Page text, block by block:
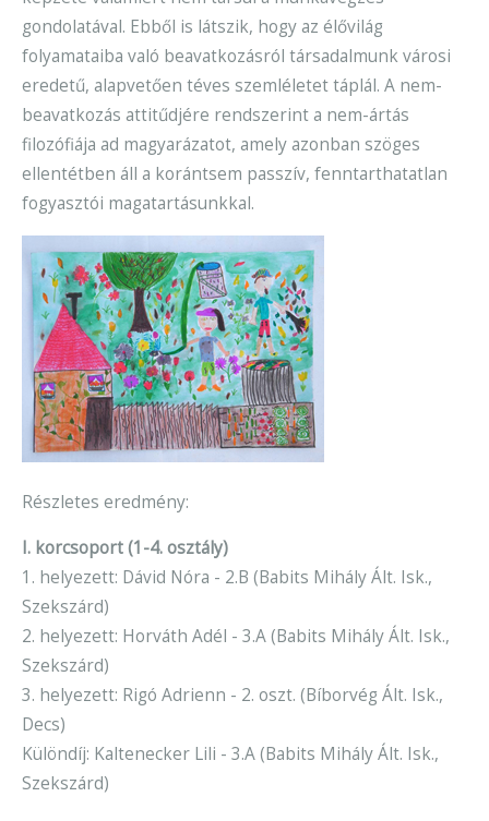
gondolatával. Ebből is látszik, hogy az élővilág
folyamataiba való beavatkozásról társadalmunk városi
eredetű, alapvetően téves szemléletet táplál. A nem-
beavatkozás attitűdjére rendszerint a nem-ártás
filozófiája ad magyarázatot, amely azonban szöges
ellentétben áll a korántsem passzív, fenntarthatatlan
fogyasztói magatartásunkkal.
Részletes eredmény:
I. korcsoport (1-4. osztály)
1. helyezett: Dávid Nóra - 2.B (Babits Mihály Ált. Isk.,
Szekszárd)
2. helyezett: Horváth Adél - 3.A (Babits Mihály Ált. Isk.,
Szekszárd)
3. helyezett: Rigó Adrienn - 2. oszt. (Bíborvég Ált. Isk.,
Decs)
Különdíj: Kaltenecker Lili - 3.A (Babits Mihály Ált. Isk.,
Szekszárd)